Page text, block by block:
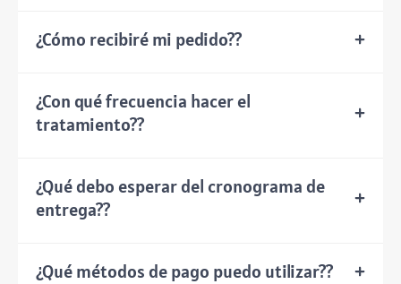
¿Cómo recibiré mi pedido??
¿Con qué frecuencia hacer el
tratamiento??
¿Qué debo esperar del cronograma de
entrega??
¿Qué métodos de pago puedo utilizar??